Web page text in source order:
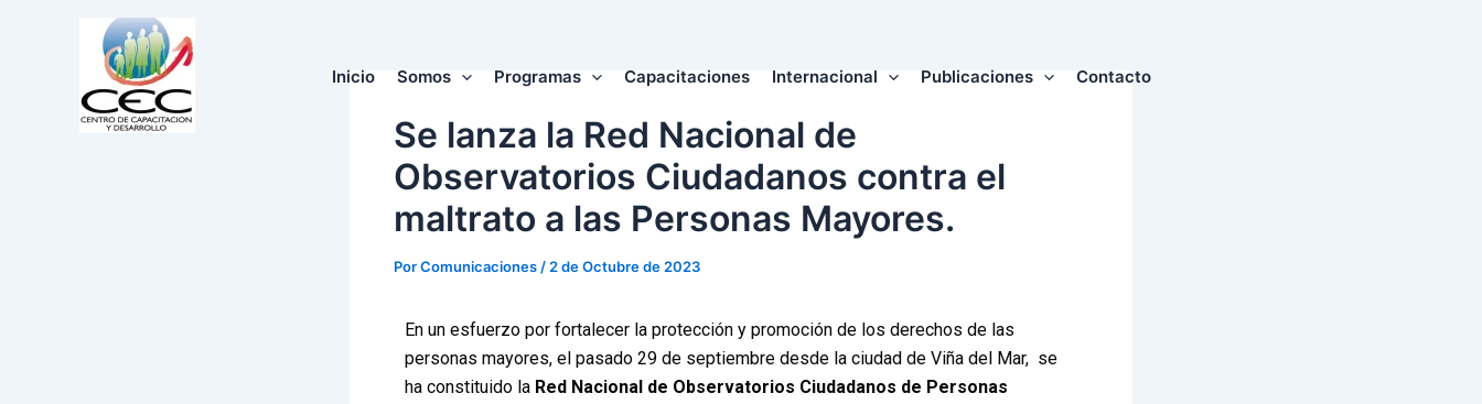
Inicio Somos Programas Capacitaciones Internacional Publicaciones Contacto
Se lanza la Red Nacional de
Observatorios Ciudadanos contra el
maltrato a las Personas Mayores.
PorComunicaciones / 2 de Octubre de 2023
En un esfuerzo por fortalecer la protección y promoción de los derechos de las
personas mayores, el pasado 29 de septiembre desde la ciudad de Viña del Mar, se
ha constituido la Red Nacional de Observatorios Ciudadanos de Personas